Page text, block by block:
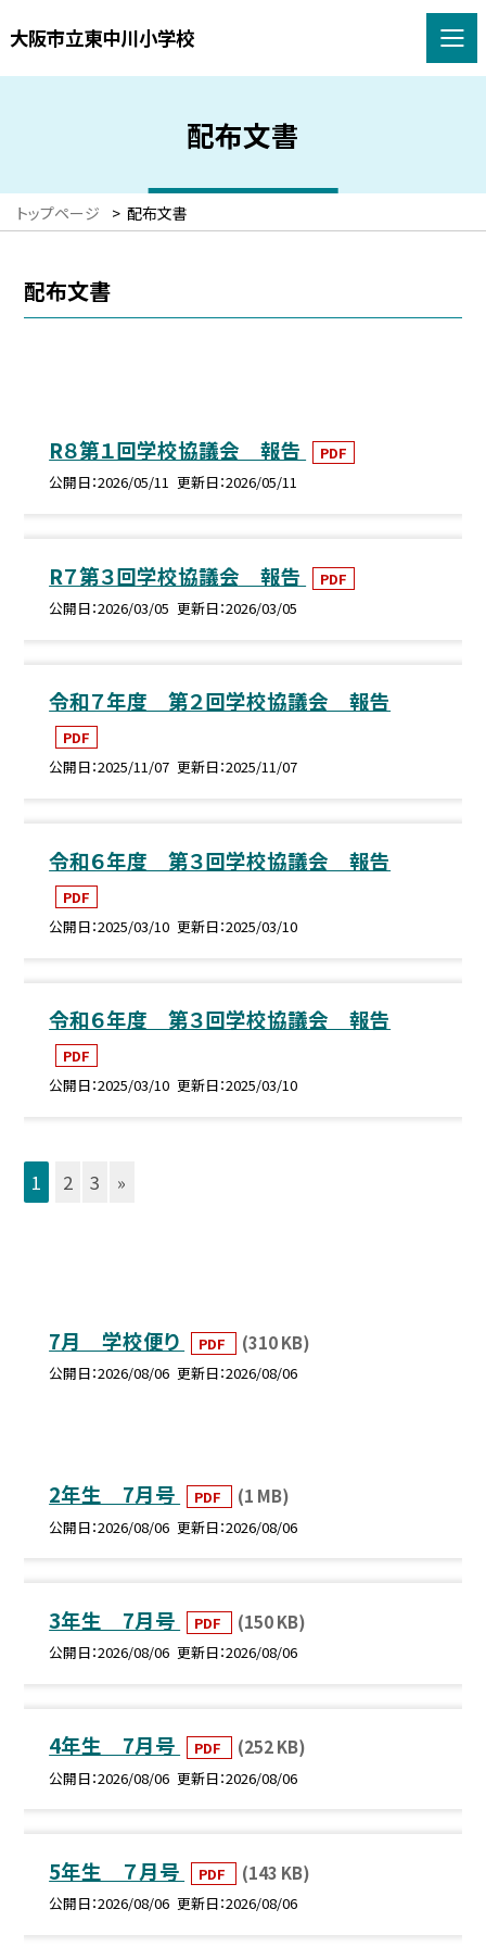
大阪市立東中川小学校
配布文書
トップページ > 配布文書
配布文書
R８第１回学校協議会 報告
PDF
公開日 2026/05/11 更新日 2026/05/11
R７第３回学校協議会 報告
PDF
公開日 2026/03/05 更新日 2026/03/05
令和７年度 第２回学校協議会 報告
PDF
公開日 2025/11/07 更新日 2025/11/07
令和６年度 第３回学校協議会 報告
PDF
公開日 2025/03/10 更新日 2025/03/10
令和６年度 第３回学校協議会 報告
PDF
公開日 2025/03/10 更新日 2025/03/10
1 2 3 »
7月 学校便り PDF (310 KB)
公開日 2026/08/06 更新日 2026/08/06
2年生 7月号 PDF (1 MB)
公開日 2026/08/06 更新日 2026/08/06
3年生 7月号 PDF (150 KB)
公開日 2026/08/06 更新日 2026/08/06
4年生 7月号 PDF (252 KB)
公開日 2026/08/06 更新日 2026/08/06
5年生 ７月号 PDF (143 KB)
公開日 2026/08/06 更新日 2026/08/06